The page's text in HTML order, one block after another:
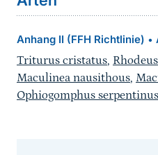
Anhang II (FFH Richtlinie) •
Triturus cristatus,
Maculinea nausithous,
Ophiogomphus serpentinus